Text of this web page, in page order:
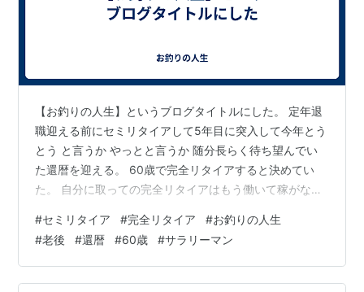
【お釣りの人生】というブログタイトルにした。 定年退
職迎える前にセミリタイアして5年目に突入して今年とう
とう と言うか やっとと言うか 随分長らく待ち望んでい
た還暦を迎える。 60歳で完全リタイアすると決めてい
た。 自分に取っての完全リタイアはもう働いて稼がなく
るであろうイベントや義務や責務等をほぼ終えていて後
はいつ死んでも良い状態になっていることである。 50代
半ばでセミリタイアしてほぼ完全リタイアに近い状態に
はなったが60歳になるまでパートタイム労働で生活費を
#セミリタイア #完全リタイア #お釣りの人生
#老後 #還暦 #60歳 #サラリーマン